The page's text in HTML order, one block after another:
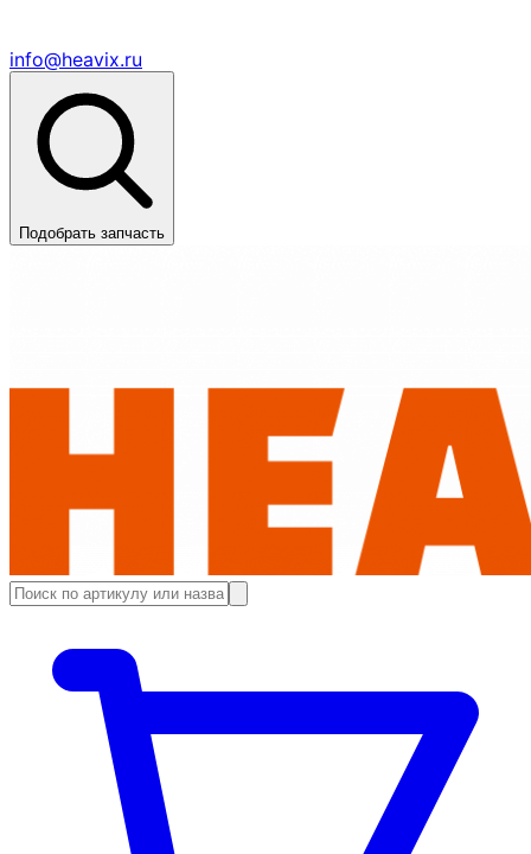
info@heavix.ru
Подобрать запчасть